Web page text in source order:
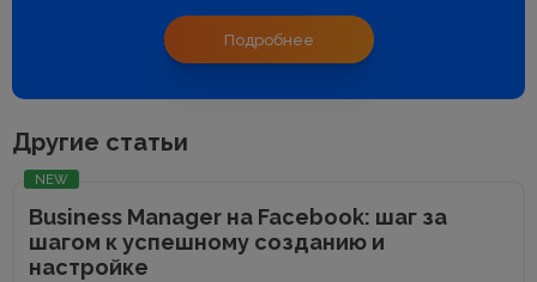
Подробнее
Другие статьи
NEW
Business Manager на Facebook: шаг за
шагом к успешному созданию и
настройке